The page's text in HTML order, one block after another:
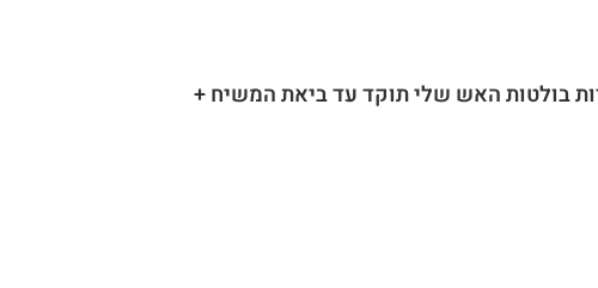
בולטות האש שלי תוקד עד ביאת המשיח +